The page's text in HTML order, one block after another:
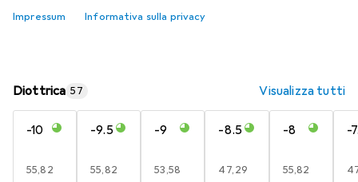
Impressum Informativa sulla privacy
Diottrica 57 Visualizza tutti
-10
EUR
55,82
-9.5
EUR
55,82
-9
EUR
53,58
-8.5
EUR
47,29
-8
EUR
55,82
-